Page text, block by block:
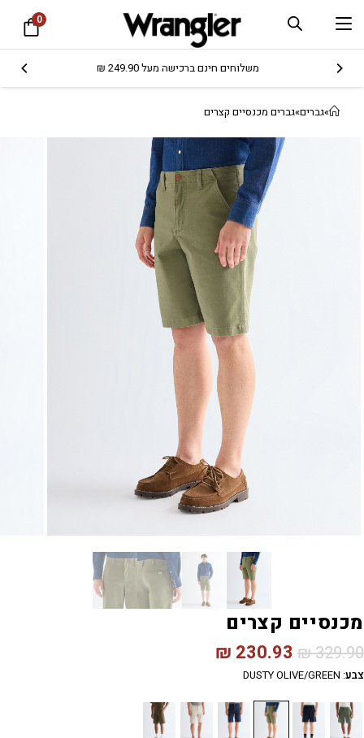
0
משלוחים חינם ברכישה מעל 249.90 ₪
»גברים»גברים מכנסיים קצרים
מכנסיים קצרים
₪329.90
₪ 230.93
צבע:
DUSTY OLIVE/GREEN